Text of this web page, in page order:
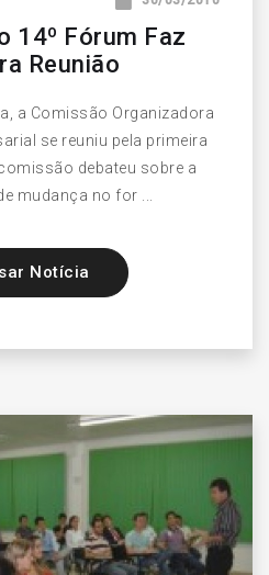
14º Fórum Faz
Reunião
a Comissão Organizadora
se reuniu pela primeira
debateu sobre a
mudança no for ...
Notícia